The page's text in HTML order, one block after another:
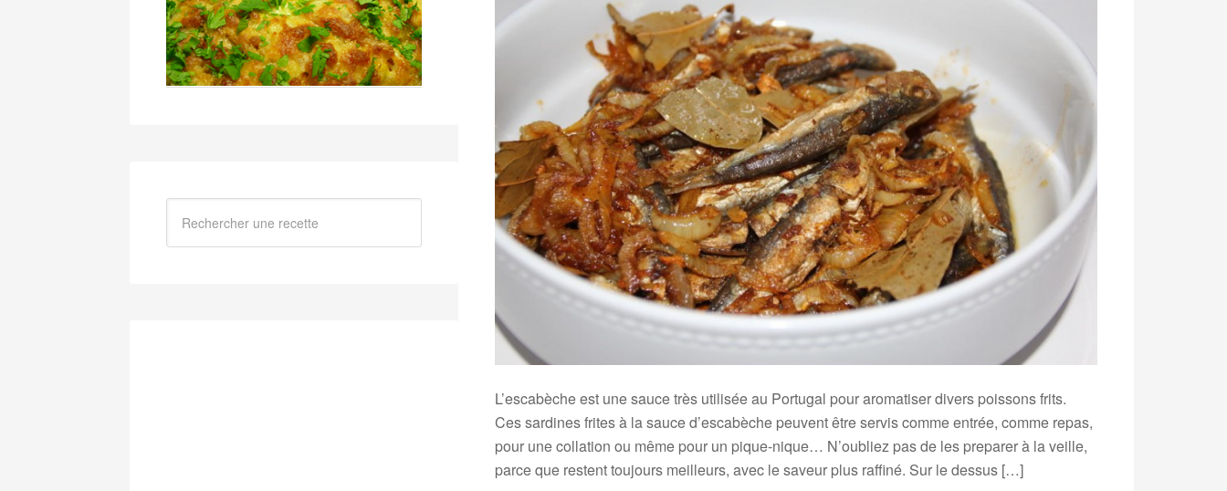
L’escabèche est une sauce très utilisée au Portugal pour aromatiser divers poissons frits.
Ces sardines frites à la sauce d’escabèche peuvent être servis comme entrée, comme repas,
pour une collation ou même pour un pique-nique… N’oubliez pas de les preparer à la veille,
parce que restent toujours meilleurs, avec le saveur plus raffiné. Sur le dessus […]